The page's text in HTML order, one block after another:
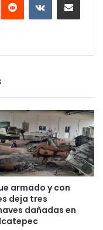
armado y con
deja tres
dañadas en